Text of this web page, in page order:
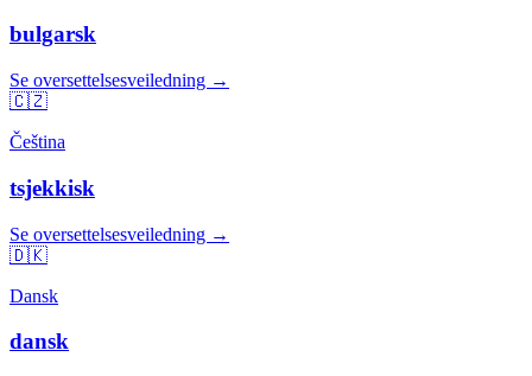
bulgarsk
Se oversettelsesveiledning →
🇨🇿
Čeština
tsjekkisk
Se oversettelsesveiledning →
🇩🇰
Dansk
dansk